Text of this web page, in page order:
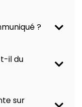
?
il du
sur